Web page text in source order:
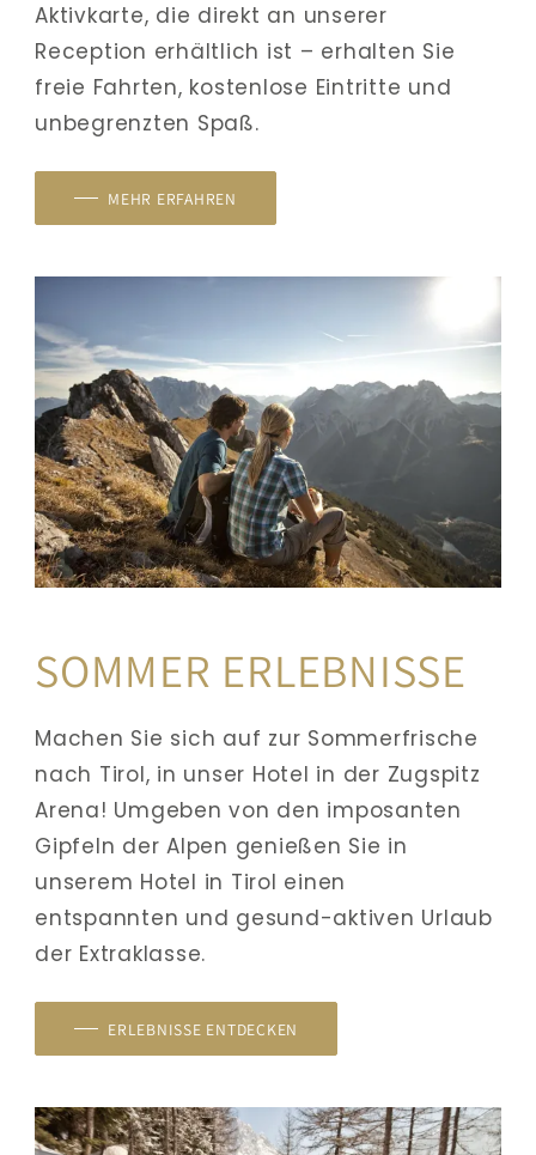
Aktivkarte, die direkt an unserer
Reception erhältlich ist – erhalten Sie
freie Fahrten, kostenlose Eintritte und
unbegrenzten Spaß.
MEHR ERFAHREN
SOMMER ERLEBNISSE
Machen Sie sich auf zur Sommerfrische
nach Tirol, in unser Hotel in der Zugspitz
Arena! Umgeben von den imposanten
Gipfeln der Alpen genießen Sie in
unserem Hotel in Tirol einen
entspannten und gesund-aktiven Urlaub
der Extraklasse.
ERLEBNISSE ENTDECKEN